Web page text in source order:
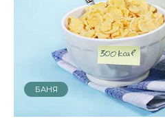
БАНЯ